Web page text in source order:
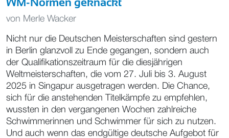
von Merle Wacker
Nicht nur die Deutschen Meisterschaften sind gestern
in Berlin glanzvoll zu Ende gegangen, sondern auch
der Qualifikationszeitraum für die diesjährigen
Weltmeisterschaften, die vom 27. Juli bis 3. August
2025 in Singapur ausgetragen werden. Die Chance,
sich für die anstehenden Titelkämpfe zu empfehlen,
wussten in den vergangenen Wochen zahlreiche
Schwimmerinnen und Schwimmer für sich zu nutzen.
Und auch wenn das endgültige deutsche Aufgebot für